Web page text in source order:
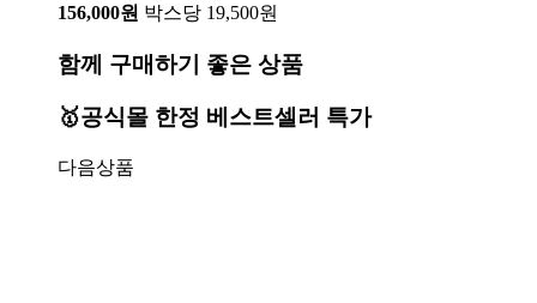
156,000원 박스당 19,500원
함께 구매하기 좋은 상품
🥇공식몰 한정 베스트셀러 특가
다음상품